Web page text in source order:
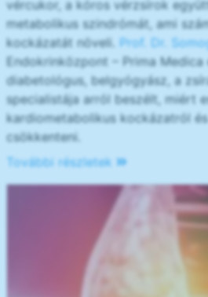
vércukor, a kóros vérzsírok
metabolikus szindrómát, ami
kockázatát növeli. Prof. Dr.
Endokrinközpont – Prima Medica
diabetológus, belgyógyász, a
specialistája arról beszélt, miért
kardiometabolikus kockázatról
csökkenteni.
További részletek